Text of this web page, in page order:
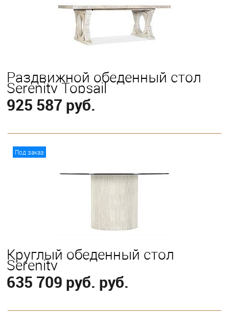
Раздвижной обеденный стол
Serenity Topsail
925 587 руб.
Под заказ
Круглый обеденный стол
Serenity
635 709 руб. руб.